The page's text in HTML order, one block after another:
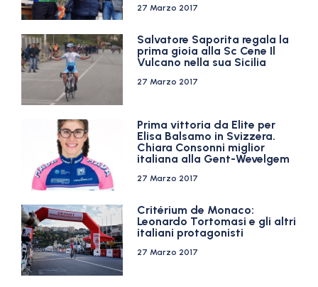
27 Marzo 2017
Salvatore Saporita regala la
prima gioia alla Sc Cene Il
Vulcano nella sua Sicilia
27 Marzo 2017
Prima vittoria da Elite per
Elisa Balsamo in Svizzera.
Chiara Consonni miglior
italiana alla Gent-Wevelgem
27 Marzo 2017
Critérium de Monaco:
Leonardo Tortomasi e gli altri
italiani protagonisti
27 Marzo 2017